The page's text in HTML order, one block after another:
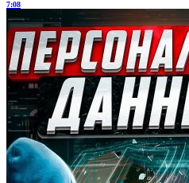
7:08